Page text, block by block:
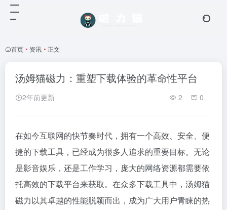
首页 • 资讯 • 正文
汤姆猫磁力：重塑下载体验的革命性平台
2年前更新 2 0
在如今互联网的快节奏时代，拥有一个高效、安全、便
捷的下载工具，已经成为很多人追求的重要目标。无论
是影音娱乐，还是工作学习，庞大的网络资源都需要依
托高效的下载平台来获取。在众多下载工具中，汤姆猫
磁力以其卓越的性能脱颖而出，成为广大用户青睐的热